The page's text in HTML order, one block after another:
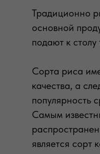
Традиционно
основной
подают к
Сорта риса
качества, а
популярность
Самым
является сорт